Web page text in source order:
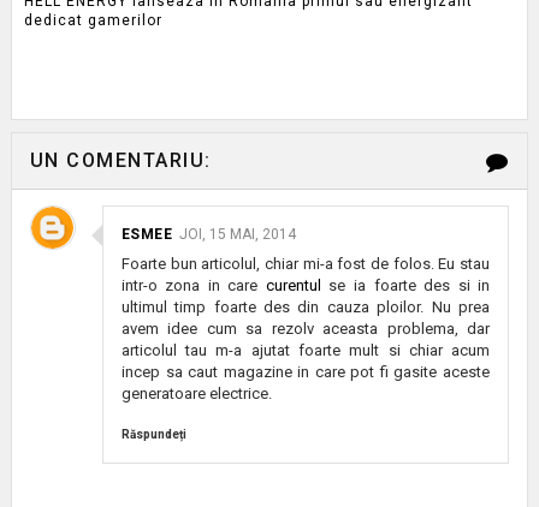
dedicat gamerilor
UN COMENTARIU:
ESMEE JOI, 15 MAI, 2014
Foarte bun articolul, chiar mi-a fost de folos. Eu stau
intr-o zona in care curentul
se ia foarte des si in
ultimul timp foarte des din cauza ploilor. Nu prea
avem idee cum sa rezolv aceasta problema, dar
articolul tau m-a ajutat foarte mult si chiar acum
incep sa caut magazine in care pot fi gasite aceste
generatoare electrice.
Răspundeți